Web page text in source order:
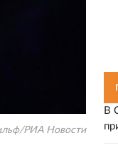
РИА Новости
В